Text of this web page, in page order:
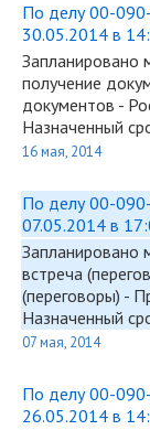
По делу 00-
30.05.2014 в
Запланировано
получение
документов -
Назначенный
16 мая, 2014
По делу 00-090-
07.05.2014 в
Запланировано
встреча
(переговоры) -
Назначенный
07 мая, 2014
По делу 00-
26.05.2014 в